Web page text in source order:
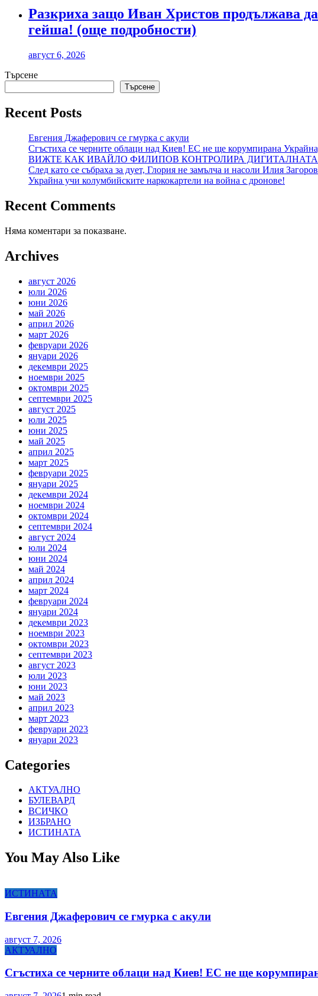
Разкриха защо Иван Христов продължава
гейша! (още подробности)
август 6, 2026
Търсене
Търсене
Recent Posts
Евгения Джаферович се гмурка с акули
Сгъстиха се черните облаци над Киев! ЕС не ще корумпирана
ВИЖТЕ КАК ИВАЙЛО ФИЛИПОВ КОНТРОЛИРА ДИГИТАЛНАТА
След като се събраха за дует, Глория не замълча и насоли Илия
Украйна учи колумбийските наркокартели на война с дронове!
Recent Comments
Няма коментари за показване.
Archives
август 2026
юли 2026
юни 2026
май 2026
април 2026
март 2026
февруари 2026
януари 2026
декември 2025
ноември 2025
октомври 2025
септември 2025
август 2025
юли 2025
юни 2025
май 2025
април 2025
март 2025
февруари 2025
януари 2025
декември 2024
ноември 2024
октомври 2024
септември 2024
август 2024
юли 2024
юни 2024
май 2024
април 2024
март 2024
февруари 2024
януари 2024
декември 2023
ноември 2023
октомври 2023
септември 2023
август 2023
юли 2023
юни 2023
май 2023
април 2023
март 2023
февруари 2023
януари 2023
Categories
АКТУАЛНО
БУЛЕВАРД
ВСИЧКО
ИЗБРАНО
ИСТИНАТА
You May Also Like
ИСТИНАТА
Евгения Джаферович се гмурка с акули
август 7, 2026
АКТУАЛНО
Сгъстиха се черните облаци над Киев! ЕС не ще